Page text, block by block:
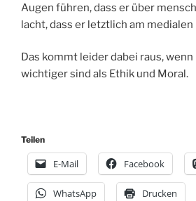
Augen führen, dass er über
lacht, dass er letztlich am
Das kommt leider dabei raus,
wichtiger sind als Ethik und Moral.
Teilen
E-Mail Facebook
WhatsApp Drucken